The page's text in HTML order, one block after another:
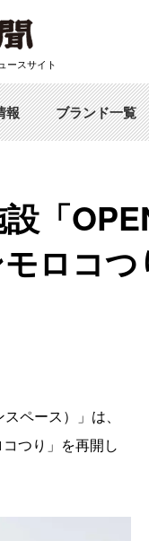
ースサイト
報 ブランド一覧
「
ロコ
ペース）」は、
つり」を再開し